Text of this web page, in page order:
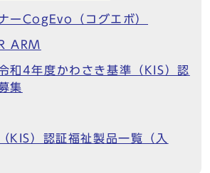
ーCogEvo（コグエボ）
ARM
和4年度かわさき基準（KIS）認
集
KIS）認証福祉製品一覧（入